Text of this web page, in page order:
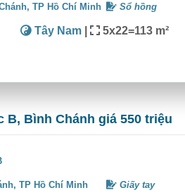
TP Hồ Chí Minh Sổ hồng
Tây Nam| 5x22=113 m²
Bình Chánh giá 550 triệu
TP Hồ Chí Minh Giấy tay